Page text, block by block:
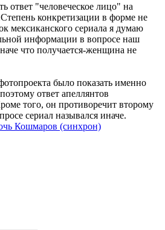
ответ "человеческое лицо" на
конкретизации в форме не
мексиканского сериала я думаю
информации в вопросе наш
что получается-женщина не
было показать именно
ответ апеллянтов
того, он противоречит второму
сериал назывался иначе.
Кошмаров (синхрон)